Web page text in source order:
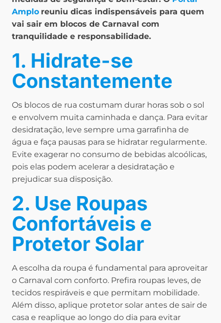
Amplo reuniu dicas indispensáveis para quem
vai sair em blocos de Carnaval com
tranquilidade e responsabilidade.
1. Hidrate-se
Constantemente
Os blocos de rua costumam durar horas sob o sol
e envolvem muita caminhada e dança. Para evitar
desidratação, leve sempre uma garrafinha de
água e faça pausas para se hidratar regularmente.
Evite exagerar no consumo de bebidas alcoólicas,
pois elas podem acelerar a desidratação e
prejudicar sua disposição.
2. Use Roupas
Confortáveis e
Protetor Solar
A escolha da roupa é fundamental para aproveitar
o Carnaval com conforto. Prefira roupas leves, de
tecidos respiráveis e que permitam mobilidade.
Além disso, aplique protetor solar antes de sair de
casa e reaplique ao longo do dia para evitar